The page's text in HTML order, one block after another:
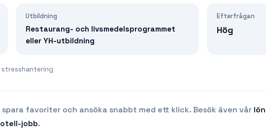
Utbildning
Restaurang- och livsmedelsprogrammet
eller YH-utbildning
Efterfrågan
Hög
favoriter och ansöka snabbt med ett klick. Besök även vår
-jobb.